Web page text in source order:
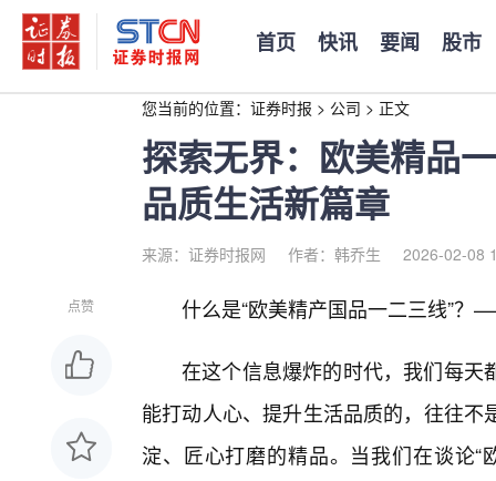
首页 快讯 要闻 股市
您当前的位置： 证券时报 > 公司 > 正文
探索无界：欧美精品
品质生活新篇章
来源：证券时报网 作者：韩乔生 2026-02-08
点赞 什么是“欧美精产国品一二三线”
在这个信息爆炸的时代，我们每天
能打动人心、提升生活品质的，往往
淀、匠心打磨的精品。当我们在谈论